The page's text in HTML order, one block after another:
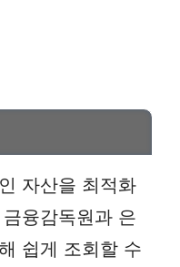
자산을 최적화
융감독원과 은
쉽게 조회할 수